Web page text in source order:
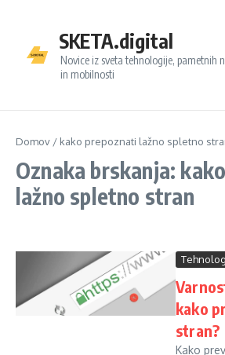
SKETA.digital
Novice iz sveta tehnologije, pametnih
in mobilnosti
Domov / kako prepoznati lažno spletno
Oznaka brskanja:
lažno spletno stran
kako
stran?
Kako